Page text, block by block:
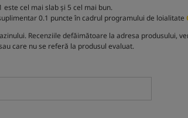
cel mai slab și 5 cel mai bun.
0.1 puncte în cadrul programului de loialitate
Recenziile defăimătoare la adresa produsului,
care nu se referă la produsul evaluat.